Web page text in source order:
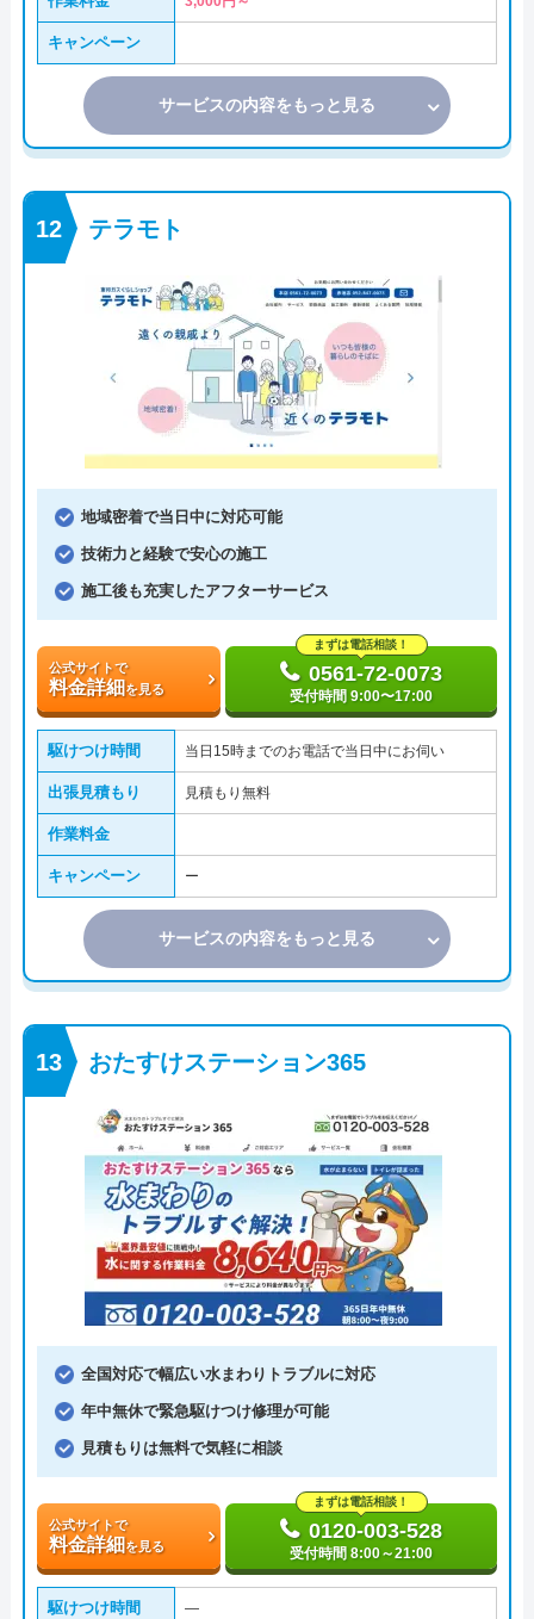
キャンペーン
サービスの内容をもっと見る
テラモト
地域密着で当日中に対応可能
技術力と経験で安心の施工
施工後も充実したアフターサービス
公式サイトで
料金詳細を見る
まずは電話相談！
0561-72-0073
受付時間 9:00〜17:00
駆けつけ時間 当日15時までのお電話で当日中にお伺い
出張見積もり 見積もり無料
作業料金
キャンペーン ー
サービスの内容をもっと見る
おたすけステーション365
全国対応で幅広い水まわりトラブルに対応
年中無休で緊急駆けつけ修理が可能
見積もりは無料で気軽に相談
公式サイトで
料金詳細を見る
まずは電話相談！
0120-003-528
受付時間 8:00～21:00
駆けつけ時間 ―